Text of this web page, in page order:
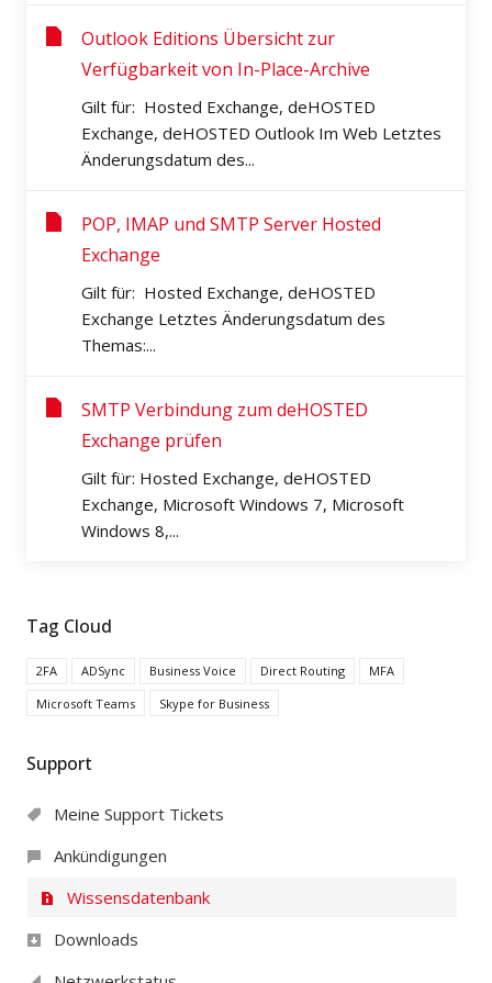
Tag Cloud
2FA ADSync Business Voice Direct Routing
MFA
Microsoft Teams
Skype for Business
Support
Meine Support Tickets
Ankündigungen
Wissensdatenbank
Downloads
Outlook Editions Übersicht zur
Verfügbarkeit von In-Place-Archive
Gilt für: Hosted Exchange, deHOSTED
Exchange, deHOSTED Outlook Im Web Letztes
Änderungsdatum des...
POP, IMAP und SMTP Server Hosted
Exchange
Gilt für: Hosted Exchange, deHOSTED
Exchange Letztes Änderungsdatum des
Themas:...
SMTP Verbindung zum deHOSTED
Exchange prüfen
Gilt für: Hosted Exchange, deHOSTED
Exchange, Microsoft Windows 7, Microsoft
Windows 8,...